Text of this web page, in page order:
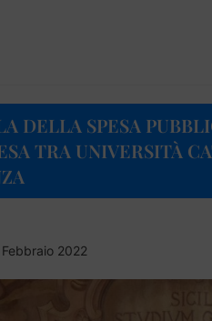
DELLA SPESA
TRA UNIVERSITÀ
2022